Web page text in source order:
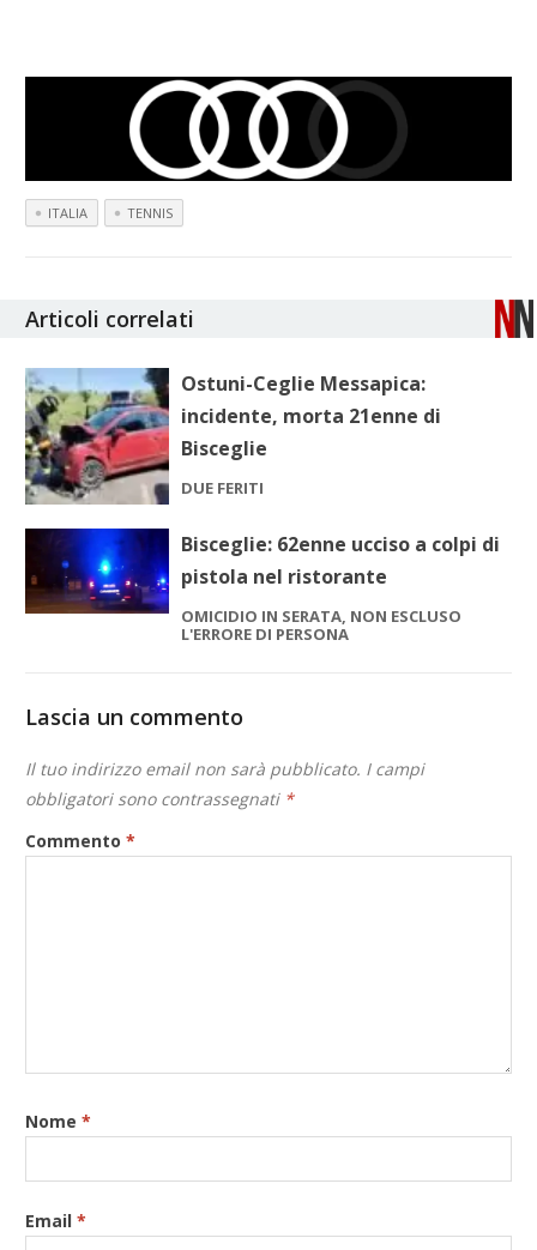
ITALIA TENNIS
Articoli correlati
Ostuni-Ceglie Messapica:
incidente, morta 21enne di
Bisceglie
DUE FERITI
Bisceglie: 62enne ucciso a colpi di
pistola nel ristorante
OMICIDIO IN SERATA, NON ESCLUSO
L'ERRORE DI PERSONA
Lascia un commento
Il tuo indirizzo email non sarà pubblicato. I campi
obbligatori sono contrassegnati *
Commento*
Nome*
Email*